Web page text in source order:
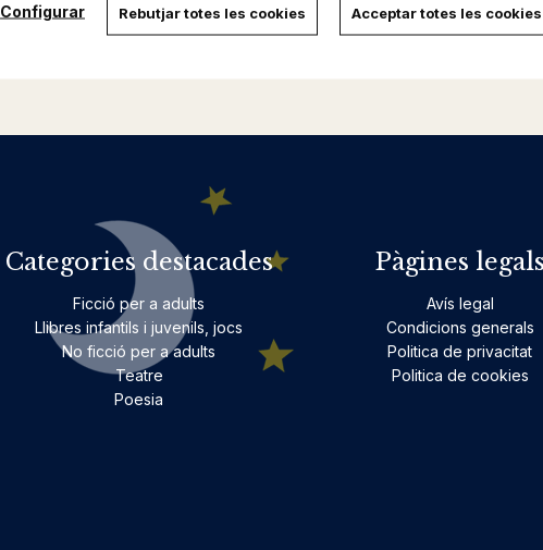
Categories destacades
Ficció per a adults
Llibres infantils i juvenils, jocs
No ficció per a adults
Teatre
Poesia
Pàgines legals
Avís legal
Condicions generals
Politica de privacitat
Politica de cookies
Configurar Rebutjar totes les cookies Acceptar totes les cookies